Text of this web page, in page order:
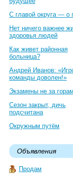
С главой округа — о
Нет ничего важнее
здоровья людей
Как живет районная
больница?
Андрей Иванов:
команды доволен!»
Экзамены не за
Сезон закрыт, дичь
подсчитана
Окружным путём
Объявления
Продам